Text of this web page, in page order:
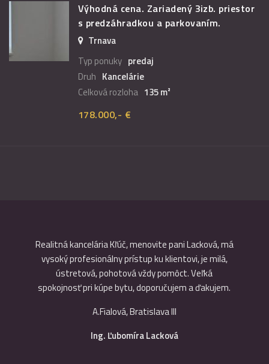
Výhodná cena. Zariadený 3izb. priestor
s predzáhradkou a parkovaním.
Trnava
Typ ponuky predaj
Druh Kancelárie
Celková rozloha 135 m²
178.000,- €
Realitná kancelária Kľúč, menovite pani Lacková, má
vysoký profesionálny prístup ku klientovi, je milá,
ústretová, pohotová vždy pomôct. Veľká
spokojnosť pri kúpe bytu, doporučujem a ďakujem.
A.Fialová, Bratislava III
Ing. Ľubomíra Lacková